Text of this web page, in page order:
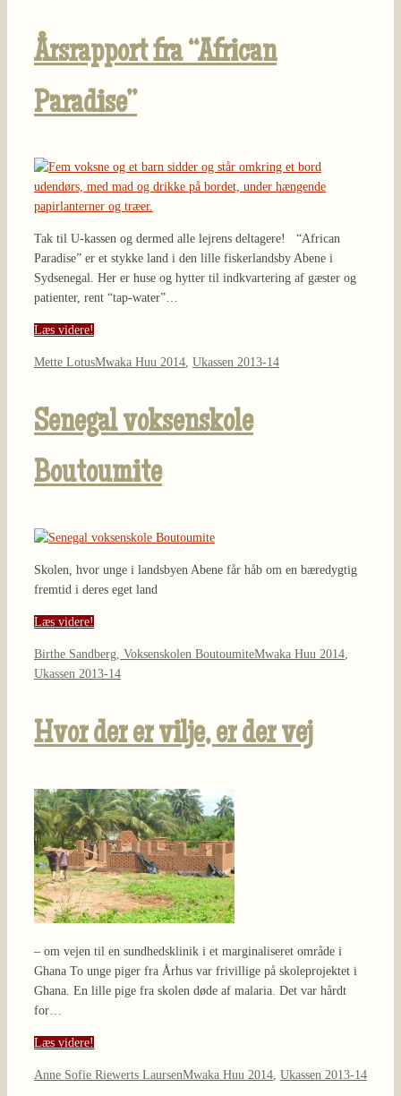
Årsrapport fra “African
Paradise”
Tak til U-kassen og dermed alle lejrens deltagere! “African
Paradise” er et stykke land i den lille fiskerlandsby Abene i
Sydsenegal. Her er huse og hytter til indkvartering af gæster og
patienter, rent “tap-water”…
Læs videre!
Mette LotusMwaka Huu 2014, Ukassen 2013-14
Senegal voksenskole
Boutoumite
Skolen, hvor unge i landsbyen Abene får håb om en bæredygtig
fremtid i deres eget land
Læs videre!
Birthe Sandberg, Voksenskolen BoutoumiteMwaka Huu 2014,
Ukassen 2013-14
Hvor der er vilje, er der vej
– om vejen til en sundhedsklinik i et marginaliseret område i
Ghana To unge piger fra Århus var frivillige på skoleprojektet i
Ghana. En lille pige fra skolen døde af malaria. Det var hårdt
for…
Læs videre!
Anne Sofie Riewerts LaursenMwaka Huu 2014 Ukassen 2013-14